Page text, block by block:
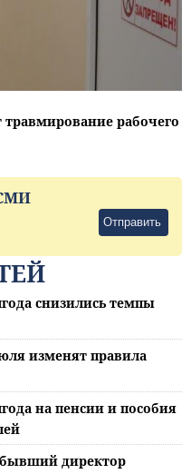
травмирование рабочего
Отправить
снизились темпы
изменят правила
на пенсии и пособия
директор